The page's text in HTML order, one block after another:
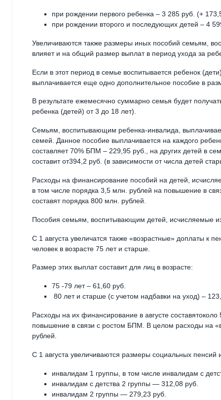
при рождении первого ребенка – 3 285 руб. (+
при рождении второго и последующих детей – 4
Увеличиваются также размеры иных пособий семьям,
влияет и на общий размер выплат в период ухода за
Если в этот период в семье воспитывается ребенок
выплачивается еще одно дополнительное пособие в
В результате ежемесячно суммарно семья будет
ребенка (детей) от 3 до 18 лет).
Семьям, воспитывающим ребенка-инвалида,
семей. Данное пособие выплачивается на каждого
составляет 70% БПМ – 229,95 руб., на других детей в
составит от394,2 руб. (в зависимости от числа детей
Расходы на финансирование пособий на детей,
в том числе порядка 3,5 млн. рублей на повышение в
составят порядка 800 млн. рублей.
Пособия семьям, воспитывающим детей, исчисляемые
С 1 августа увеличатся также «возрастные» доплаты к
человек в возрасте 75 лет и старше.
Размер этих выплат составит для лиц в возрасте:
75 -79 лет – 61,60 руб.
80 лет и старше (с учетом надбавки на уход) –
Расходы на их финансирование в августе
повышение в связи с ростом БПМ. В целом расходы на
рублей.
С 1 августа увеличиваются размеры социальных
инвалидам 1 группы, в том числе инвалидам с
инвалидам с детства 2 группы — 312,08 руб.
инвалидам 2 группы — 279,23 руб.